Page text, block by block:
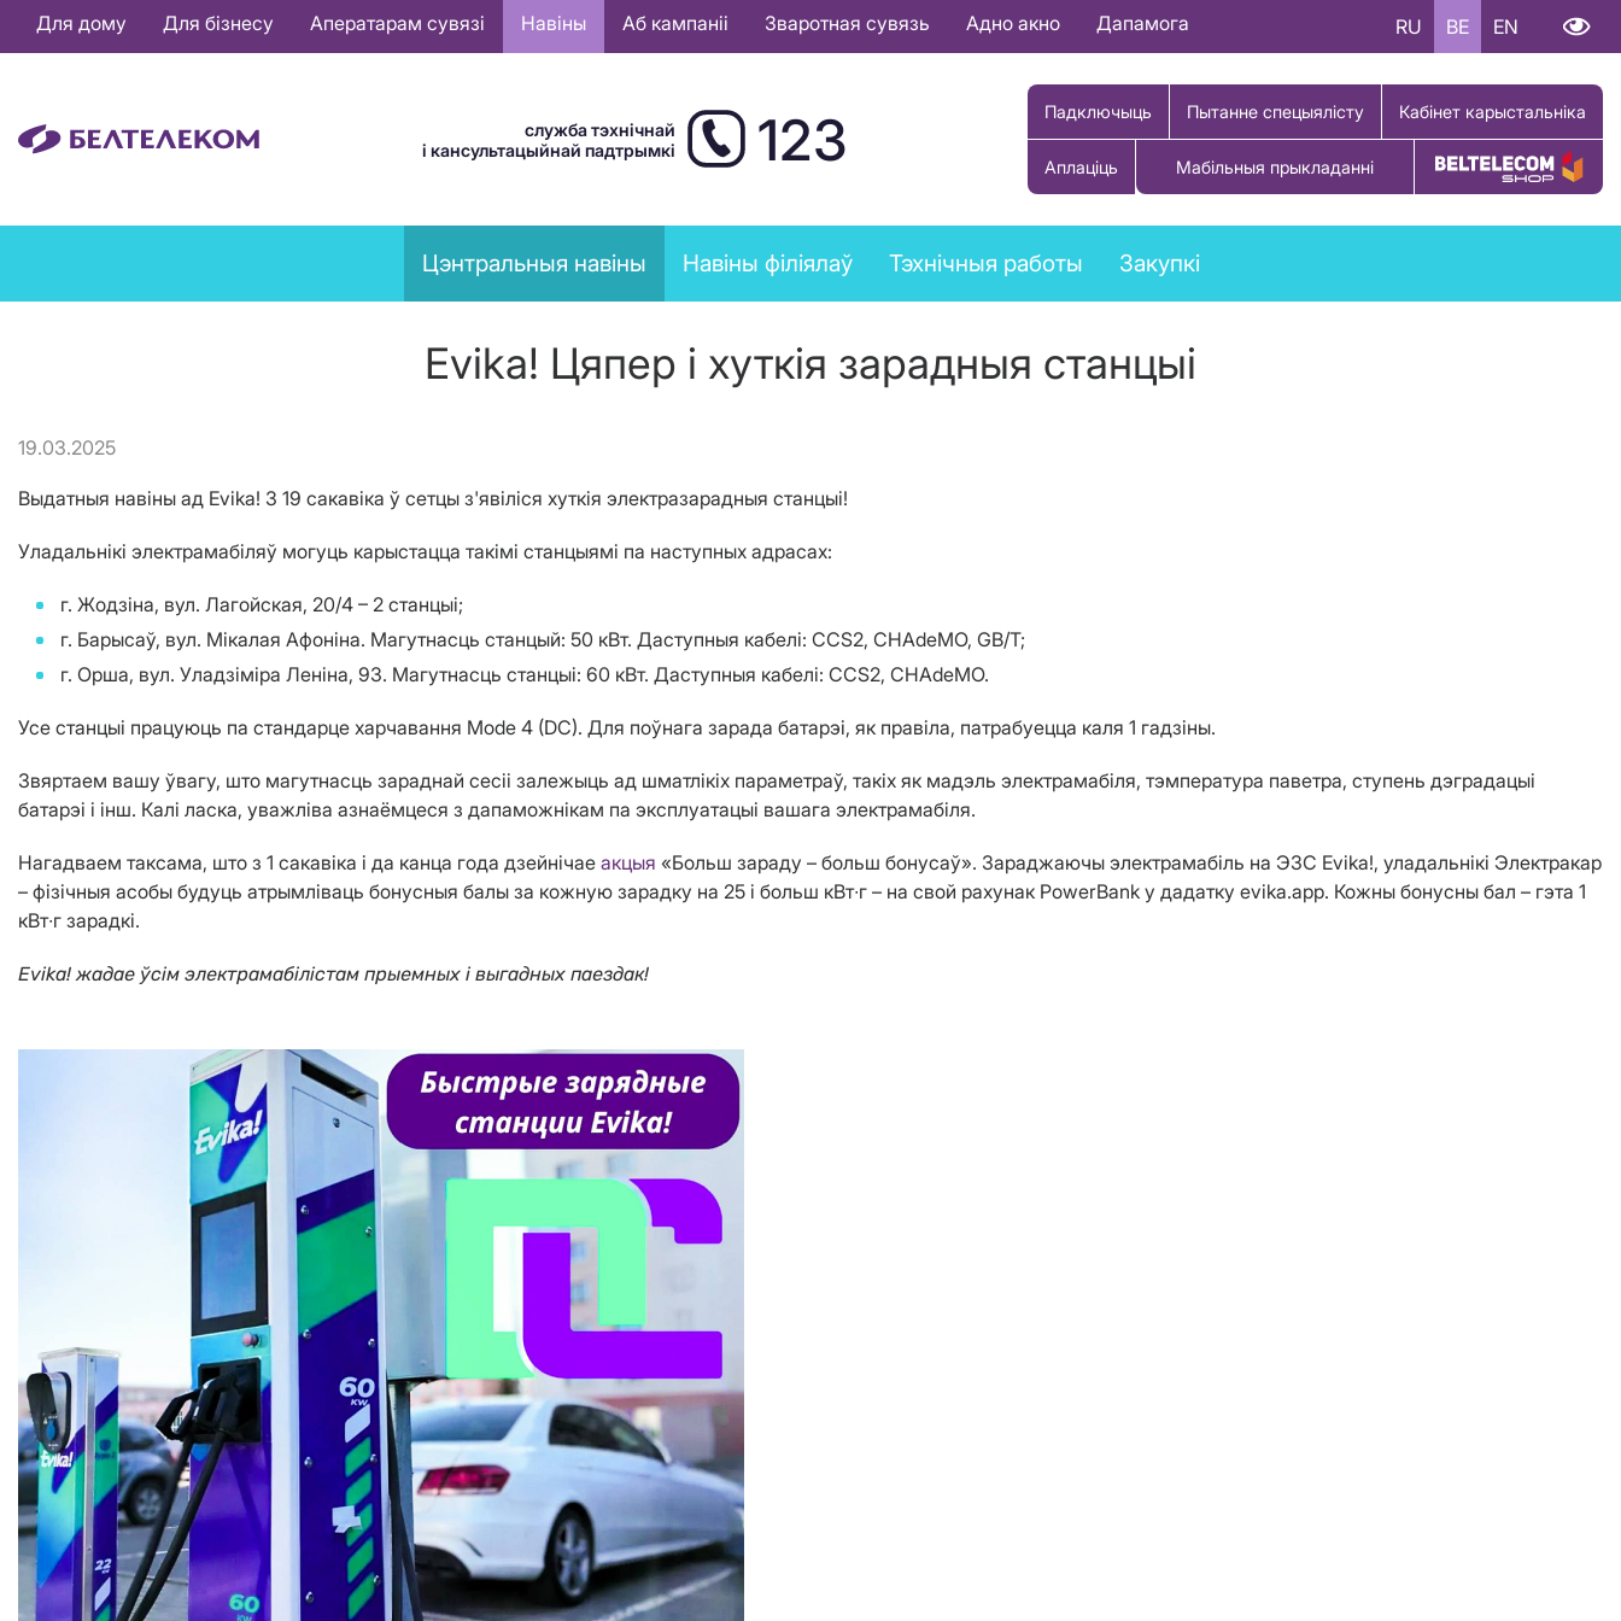
Основная
навигация
Для дому Для бізнесу Аператарам сувязі Навіны Аб кампаніі Зваротная сувязь Адно акно Дапамога RU BE EN
служба тэхнічнай
і кансультацыйнай падтрымкі
123 Падключыць Пытанне спецыялісту Кабінет карыстальніка
Аплаціць Мабільныя прыкладанні Купіць тавар
News
menu
Цэнтральныя навіны Навіны філіялаў Тэхнічныя работы Закупкі
Evika! Цяпер і хуткія зарадныя станцыі
19.03.2025
Выдатныя навіны ад Evika! З 19 сакавіка ў сетцы з'явіліся хуткія электразарадныя станцыі!
Уладальнікі электрамабіляў могуць карыстацца такімі станцыямі па наступных адрасах:
г. Жодзіна, вул. Лагойская, 20/4 – 2 станцыі;
г. Барысаў, вул. Мікалая Афоніна. Магутнасць станцый: 50 кВт. Даступныя кабелі: CCS2, CHAdeMO, GB/T;
г. Орша, вул. Уладзіміра Леніна, 93. Магутнасць станцыі: 60 кВт. Даступныя кабелі: CCS2, CHAdeMO.
Усе станцыі працуюць па стандарце харчавання Mode 4 (DC). Для поўнага зарада батарэі, як правіла, патрабуецца каля 1 гадзіны.
Звяртаем вашу ўвагу, што магутнасць зараднай сесіі залежыць ад шматлікіх параметраў, такіх як мадэль электрамабіля, тэмпература паветра, ступень дэградацыі
батарэі і інш. Калі ласка, уважліва азнаёмцеся з дапаможнікам па эксплуатацыі вашага электрамабіля.
Нагадваем таксама, што з 1 сакавіка і да канца года дзейнічае акцыя «Больш зараду – больш бонусаў». Зараджаючы электрамабіль на ЭЗС Evika!, уладальнікі Электракар
– фізічныя асобы будуць атрымліваць бонусныя балы за кожную зарадку на 25 і больш кВт∙г – на свой рахунак PowerBank у дадатку evika.app. Кожны бонусны бал – гэта 1
кВт∙г зарадкі.
Evika! жадае ўсім электрамабілістам прыемных і выгадных паездак!